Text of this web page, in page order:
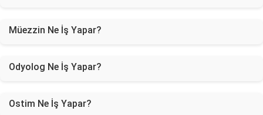
Müezzin Ne İş Yapar?
Odyolog Ne İş Yapar?
Ostim Ne İş Yapar?